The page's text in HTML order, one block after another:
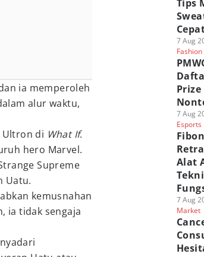
ia memperoleh
alur waktu,
Ultron di What If.
hero Marvel.
Supreme
Uatu.
kemusnahan
ia tidak sengaja
Tips
7 Aug
Fashion
7 Aug
Esports
Alat
7 Aug
Market